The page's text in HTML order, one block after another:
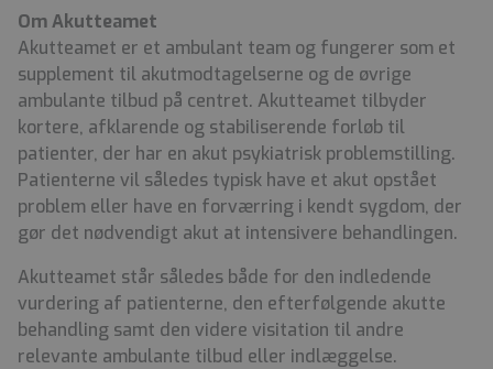
Om Akutteamet
Akutteamet er et ambulant team og fungerer som et
supplement til akutmodtagelserne og de øvrige
ambulante tilbud på centret. Akutteamet tilbyder
kortere, afklarende og stabiliserende forløb til
patienter, der har en akut psykiatrisk problemstilling.
Patienterne vil således typisk have et akut opstået
problem eller have en forværring i kendt sygdom, der
gør det nødvendigt akut at intensivere behandlingen.
Akutteamet står således både for den indledende
vurdering af patienterne, den efterfølgende akutte
behandling samt den videre visitation til andre
relevante ambulante tilbud eller indlæggelse.